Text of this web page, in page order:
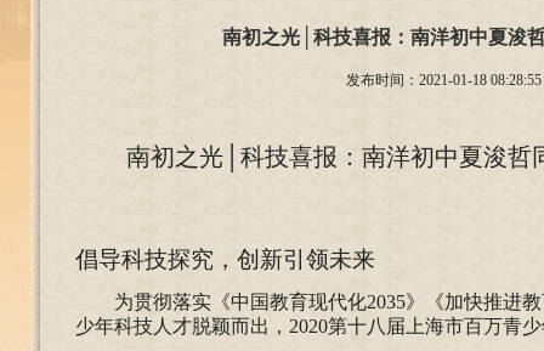
南初之光│科技喜报：南洋初中夏浚
发布时间：2021-01-18
南初之光 │科技喜报：南洋初中夏浚
倡导科技探究，创新引领未来
为贯彻落实《中国教育现代化2035》《加快推进
少年科技人才脱颖而出，2020第十八届上海市百万青